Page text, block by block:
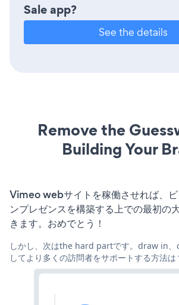
Sale app?
See the details
Remove the
Building Your
Vimeo webサイトを稼働させれば、ビ
ンプレゼンスを構築する上での最初の
きます。おめでとう！
しかし、次はthe hard partです。draw in
してより多くの訪問者をサポートする方法は